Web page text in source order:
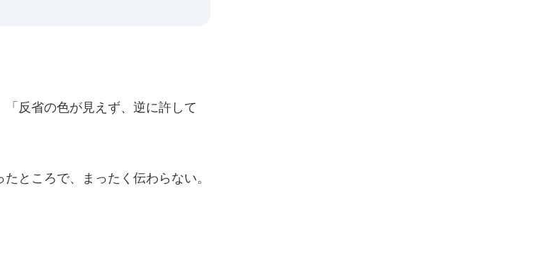
反省の色が見えず、逆に許して
ところで、まったく伝わらない。